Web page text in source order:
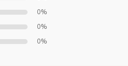
0%
0%
0%